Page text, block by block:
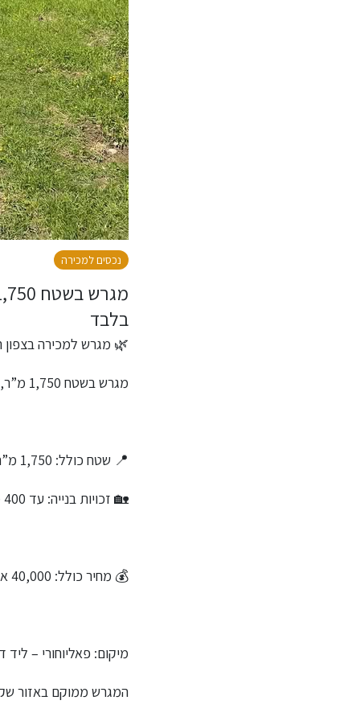
נכסים למכירה
בלבד
🌿 מגרש למכירה בצפון
מגרש בשטח 1,750 מ”ר, אידיאלי לבניית בית החלומות שלכם באי יווני שקט
📍 שטח כולל: 1,750 מ”ר
🏡 זכויות בנייה: עד 400 מ”ר (לפי אישור מהנדס)
💰 מחיר כולל: 40,000 אירו
מיקום: פאליוחורי –
המגרש ממוקם באזור